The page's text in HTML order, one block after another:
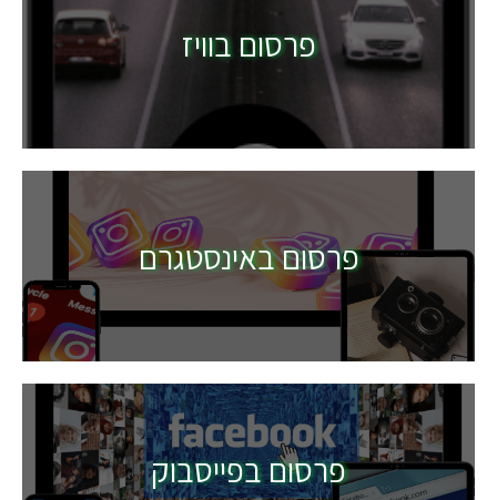
פרסום בוויז
פרסום באינסטגרם
פרסום בפייסבוק